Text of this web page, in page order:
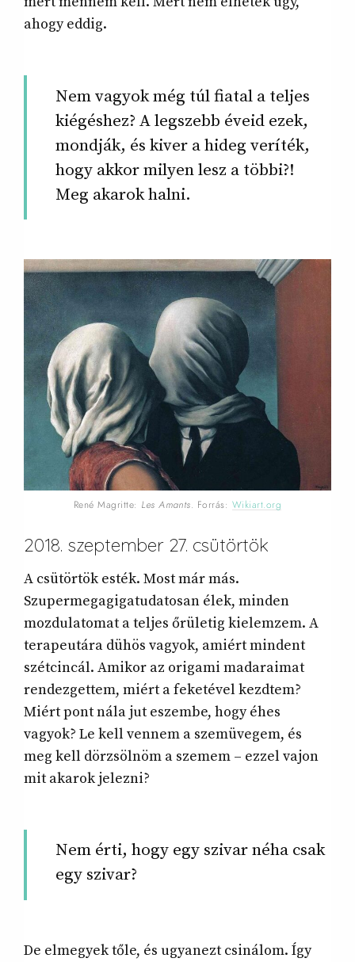
ahogy eddig.
Nem vagyok még túl fiatal a teljes
kiégéshez? A legszebb éveid ezek,
mondják, és kiver a hideg veríték,
hogy akkor milyen lesz a többi?!
Meg akarok halni.
René Magritte: Les Amants. Forrás: Wikiart.org
2018. szeptember 27. csütörtök
A csütörtök esték. Most már más.
Szupermegagigatudatosan élek, minden
mozdulatomat a teljes őrületig kielemzem. A
terapeutára dühös vagyok, amiért mindent
szétcincál. Amikor az origami madaraimat
rendezgettem, miért a feketével kezdtem?
Miért pont nála jut eszembe, hogy éhes
vagyok? Le kell vennem a szemüvegem, és
meg kell dörzsölnöm a szemem – ezzel vajon
mit akarok jelezni?
Nem érti, hogy egy szivar néha csak
egy szivar?
De elmegyek tőle, és ugyanezt csinálom. Így